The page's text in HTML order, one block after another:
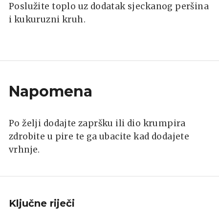
Poslužite toplo uz dodatak sjeckanog peršina
i kukuruzni kruh.
Napomena
Po želji dodajte zapršku ili dio krumpira
zdrobite u pire te ga ubacite kad dodajete
vrhnje.
Ključne riječi